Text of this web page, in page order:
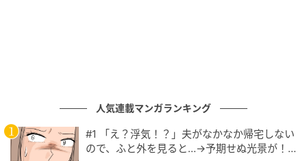
た人はお早めにチェックしてみてください！
人気連載マンガランキング
#1 「え？浮気！？」夫がなかなか帰宅しない
ので、ふと外を見ると…→予期せぬ光景が！